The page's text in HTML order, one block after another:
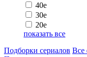
40e
30e
20e
показать все
Подборки сериалов Все